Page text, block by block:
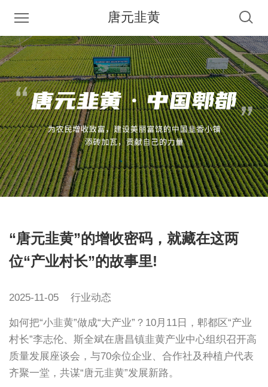
唐元韭黄
“唐元韭黄”的增收密码，就藏在这两
位“产业村长”的故事里!
2025-11-05 行业动态
如何把“小韭黄”做成“大产业”？10月11日，郫都区“产业
村长”李志伦、斯全斌在唐昌镇韭黄产业中心组织召开高
质量发展座谈会，与70余位企业、合作社及种植户代表
齐聚一堂，共谋“唐元韭黄”发展新路。